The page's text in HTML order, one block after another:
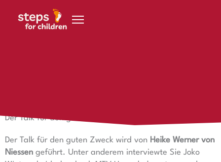
Der Talk für den guten Zweck
Der Talk für den guten Zweck wird von Heike Werner von
Niessen geführt. Unter anderem interviewte Sie Joko